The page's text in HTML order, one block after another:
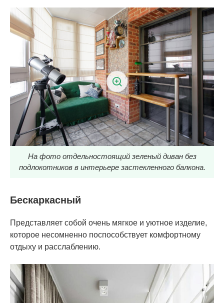
На фото отдельностоящий зеленый диван без
подлокотников в интерьере застекленного балкона.
Бескаркасный
Представляет собой очень мягкое и уютное изделие,
которое несомненно поспособствует комфортному
отдыху и расслаблению.